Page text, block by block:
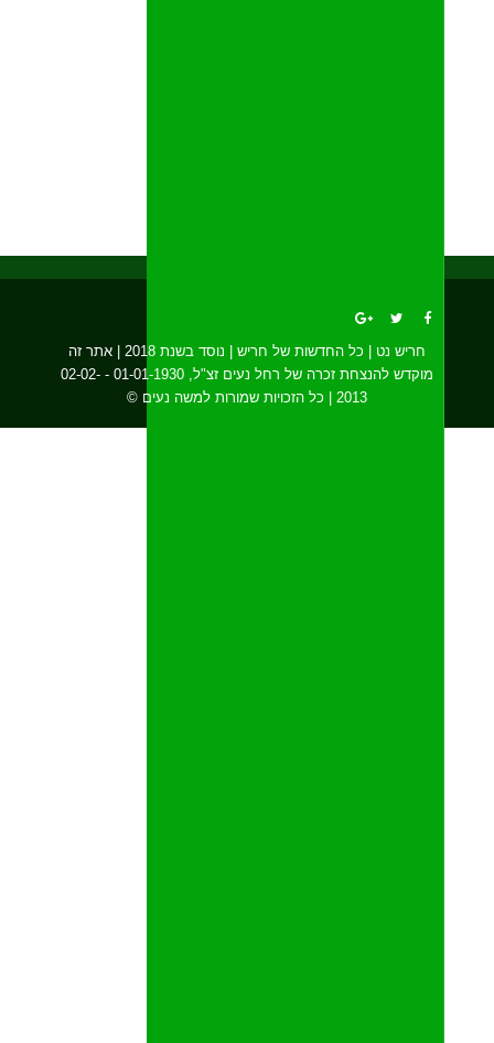
חריש נט | כל החדשות של חריש | נוסד בשנת 2018 | אתר זה
מוקדש להנצחת זכרה של רחל נעים זצ"ל, 01-01-1930 - 02-02-